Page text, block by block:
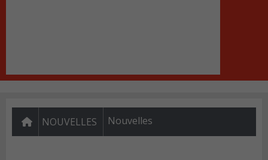
NOUVELLES Nouvelles